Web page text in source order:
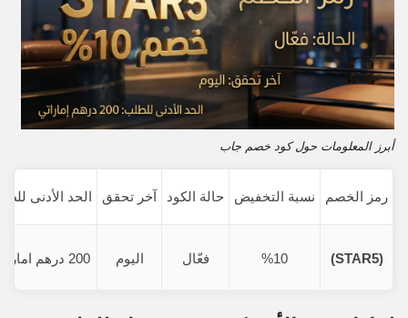
أبرز المعلومات حول كود خصم جاب
رمز الخصم نسبة التخفيض حالة الكود آخر تحقق الحد الأدنى
(STAR5)
%10 فعّال اليوم 200 درهم اماراتي